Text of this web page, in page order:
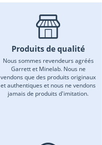
Produits de qualité
Nous sommes revendeurs agréés
Garrett et Minelab. Nous ne
vendons que des produits originaux
et authentiques et nous ne vendons
jamais de produits d'imitation.